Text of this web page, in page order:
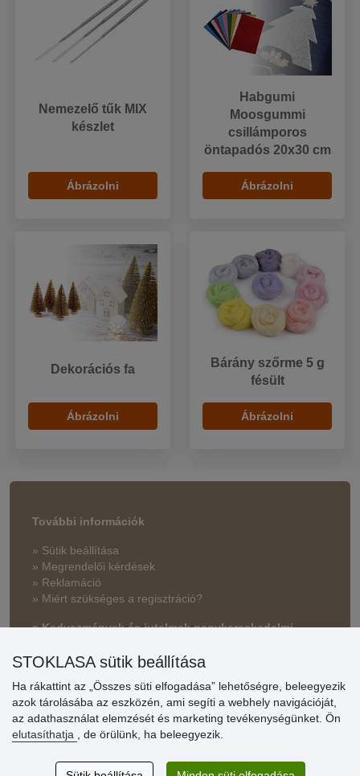
Nemezelő tűk MIX
készlet
Ábrázolni
Habgumi
Moosgummi
csillámporos
öntapadós 20x30 cm
Ábrázolni
Dekorációs fa
Ábrázolni
Bárány szőrme 5 g
fésült
Ábrázolni
További információk
» Sütik beállítása
» Megrendelői kérdések
» Reklamáció
» Miért szükséges a regisztráció?
» Kedvezmények és jutalmak nagykereskedelmi
Vásárlók
STOKLASA sütik beállítása
Ha rákattint az „Összes süti elfogadása” lehetőségre, beleegyezik
azok tárolásába az eszközén, ami segíti a webhely navigációját,
az adathasználat elemzését és marketing tevékenységünket. Ön
elutasíthatja
, de örülünk, ha beleegyezik.